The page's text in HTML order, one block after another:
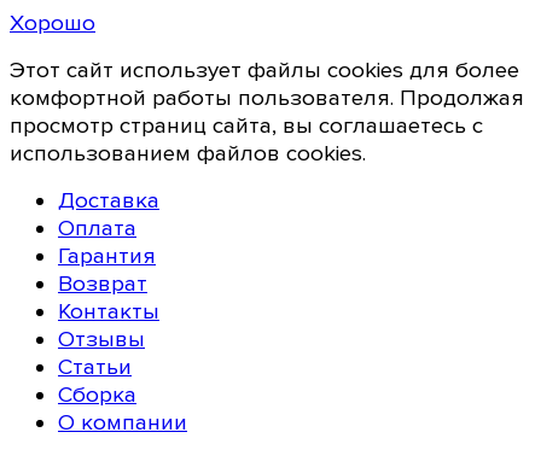
Хорошо
Этот сайт использует файлы cookies для более
комфортной работы пользователя. Продолжая
просмотр страниц сайта, вы соглашаетесь с
использованием файлов cookies.
Доставка
Оплата
Гарантия
Возврат
Контакты
Отзывы
Статьи
Сборка
О компании